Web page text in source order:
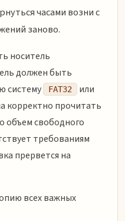
часами возни с
заново.
носитель
должен быть
систему
FAT32 или
корректно прочитать
объем свободного
требованиям
прервется на
всех важных